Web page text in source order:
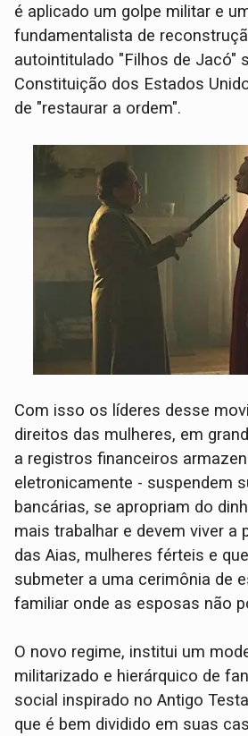
é aplicado um golpe militar e
fundamentalista de
autointitulado "Filhos de Jacó"
Constituição dos Estados
de "restaurar a ordem".
Com isso os líderes desse
direitos das mulheres, em
a registros financeiros
eletronicamente - suspendem
bancárias, se apropriam do
mais trabalhar e devem viver a
das Aias, mulheres férteis e
submeter a uma cerimônia de
familiar onde as esposas não
O novo regime, institui um
militarizado e hierárquico de
social inspirado no Antigo
que é bem dividido em suas